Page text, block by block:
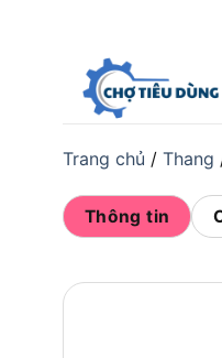
Trang chủ / Thang
Thông tin